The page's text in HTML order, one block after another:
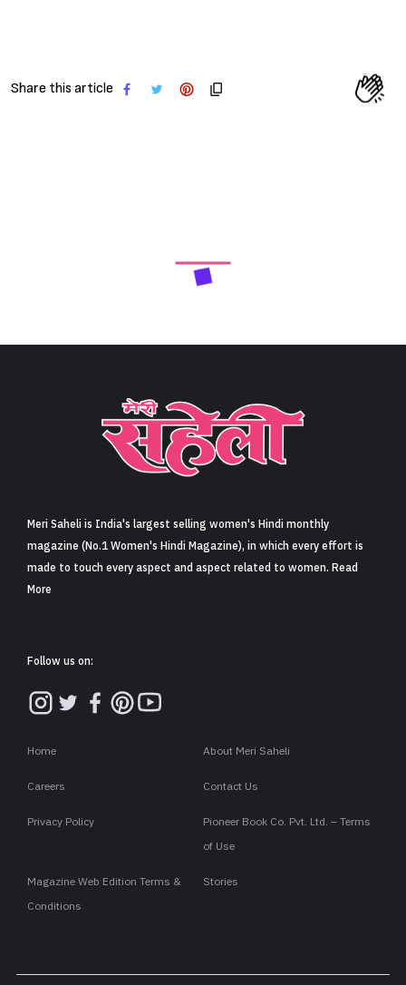
Share this article
Meri Saheli is India's largest selling women's Hindi monthly
magazine (No.1 Women's Hindi Magazine), in which every effort is
made to touch every aspect and aspect related to women. Read
More
Follow us on:
Home About Meri Saheli
Careers Contact Us
Privacy Policy
Pioneer Book Co. Pvt. Ltd. – Terms
of Use
Magazine Web Edition Terms &
Conditions
Stories